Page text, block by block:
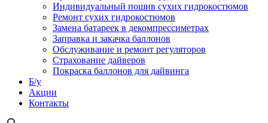
Индивидуальный пошив сухих гидрокостюмов
Ремонт сухих гидрокостюмов
Замена батареек в декомпрессиметрах
Заправка и закачка баллонов
Обслуживание и ремонт регуляторов
Страхование дайверов
Покраска баллонов для дайвинга
Б/у
Акции
Контакты